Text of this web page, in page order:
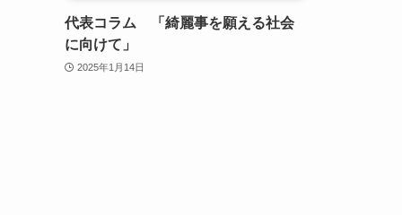
代表コラム 「綺麗事を願える社会
に向けて」
2025年1月14日